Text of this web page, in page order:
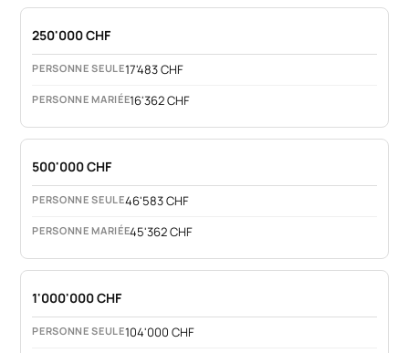
250'000 CHF
17'483 CHF
16'362 CHF
500'000 CHF
46'583 CHF
45'362 CHF
1'000'000 CHF
104'000 CHF